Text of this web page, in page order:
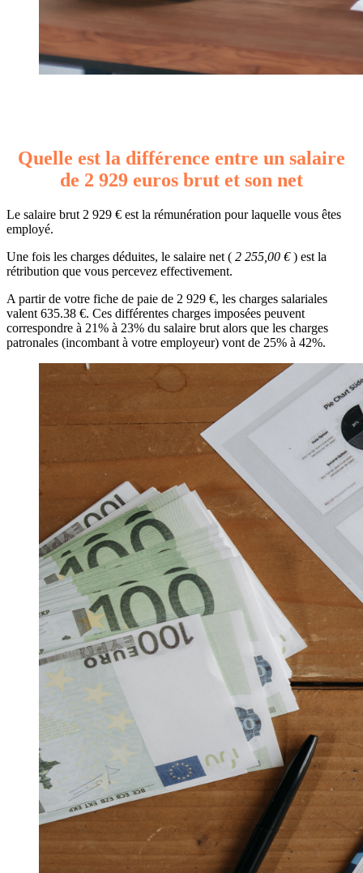
Quelle est la différence entre un salaire
de 2 929 euros brut et son net
Le salaire brut 2 929 € est la rémunération pour laquelle vous êtes
employé.
Une fois les charges déduites, le salaire net ( 2 255,00 €) est la
rétribution que vous percevez effectivement.
A partir de votre fiche de paie de 2 929 €, les charges salariales
valent 635.38 €. Ces différentes charges imposées peuvent
correspondre à 21% à 23% du salaire brut alors que les charges
patronales (incombant à votre employeur) vont de 25% à 42%.